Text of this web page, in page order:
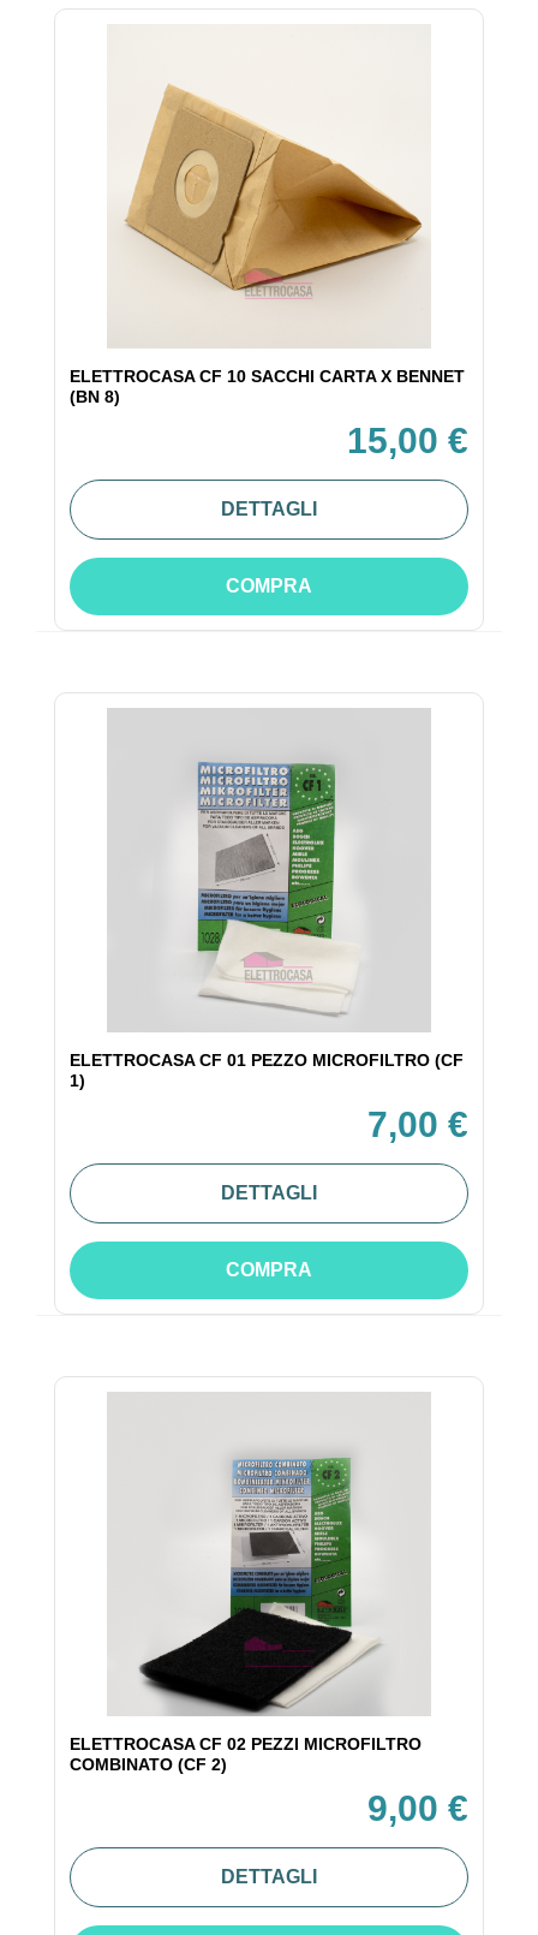
ELETTROCASA CF 10 SACCHI CARTA X BENNET
(BN 8)
15,00 €
DETTAGLI
COMPRA
ELETTROCASA CF 01 PEZZO MICROFILTRO (CF
1)
7,00 €
DETTAGLI
COMPRA
ELETTROCASA CF 02 PEZZI MICROFILTRO
COMBINATO (CF 2)
9,00 €
DETTAGLI